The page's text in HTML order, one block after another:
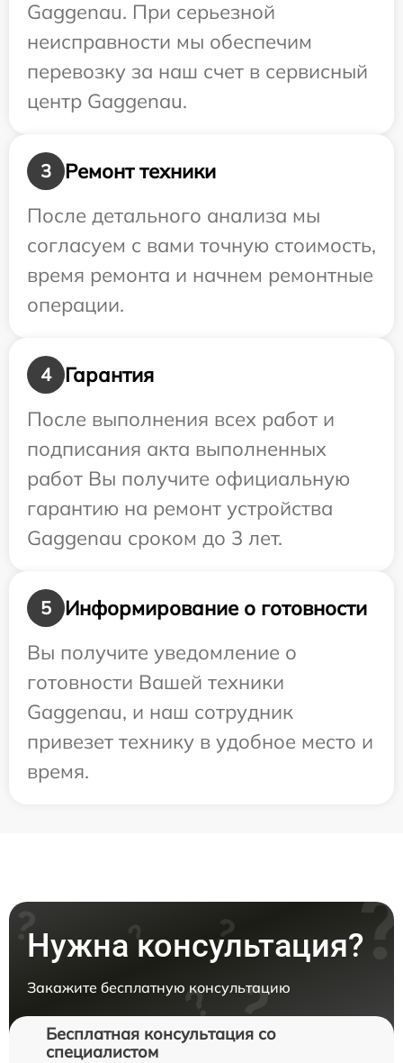
Gaggenau. При серьезной
неисправности мы обеспечим
перевозку за наш счет в сервисный
центр Gaggenau.
3
Ремонт техники
После детального анализа мы
согласуем с вами точную стоимость,
время ремонта и начнем ремонтные
операции.
4
Гарантия
После выполнения всех работ и
подписания акта выполненных
работ Вы получите официальную
гарантию на ремонт устройства
Gaggenau сроком до 3 лет.
5
Информирование о готовности
Вы получите уведомление о
готовности Вашей техники
Gaggenau, и наш сотрудник
привезет технику в удобное место и
время.
Нужна консультация?
Закажите бесплатную консультацию
Бесплатная консультация со
специалистом